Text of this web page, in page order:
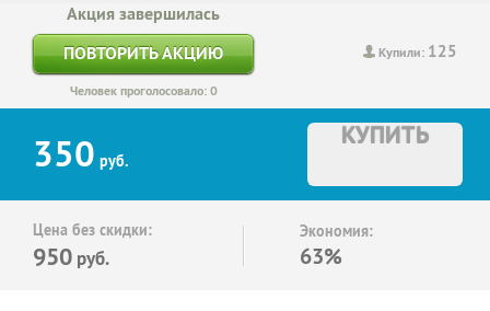
Купили: 125
Акция завершилась
ПОВТОРИТЬ АКЦИЮ
Человек проголосовало: 0
350 руб.
КУПИТЬ
Цена без скидки:
950 руб.
Экономия:
63%